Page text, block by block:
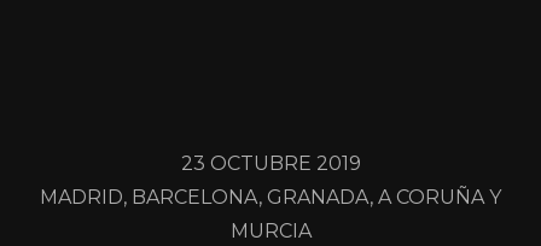
23 OCTUBRE 2019
MADRID, BARCELONA, GRANADA, A CORUÑA Y
MURCIA